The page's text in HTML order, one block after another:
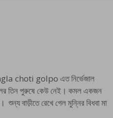
choti golpo এত নির্ভেজাল
তিন পুরুষে কেউ নেই। কমল একজন
বাড়ীতে রেখে গেল মুন্নির বিধবা মা